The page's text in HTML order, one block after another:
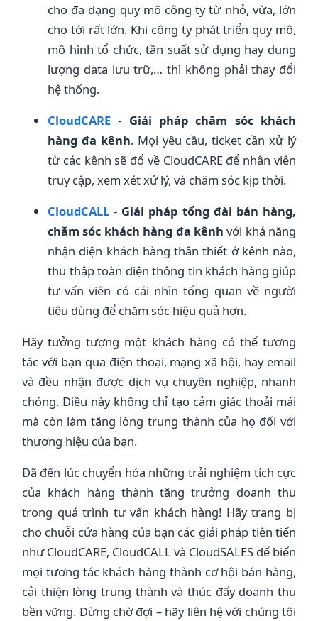
cho đa dạng quy mô công ty từ nhỏ, vừa, lớn
cho tới rất lớn. Khi công ty phát triển quy mô,
mô hình tổ chức, tần suất sử dụng hay dung
lượng data lưu trữ,… thì không phải thay đổi
hệ thống.
CloudCARE - Giải pháp chăm sóc khách
hàng đa kênh. Mọi yêu cầu, ticket cần xử lý
từ các kênh sẽ đổ về CloudCARE để nhân viên
truy cập, xem xét xử lý, và chăm sóc kịp thời.
CloudCALL - Giải pháp tổng đài bán hàng,
chăm sóc khách hàng đa kênh với khả năng
nhận diện khách hàng thân thiết ở kênh nào,
thu thập toàn diện thông tin khách hàng giúp
tư vấn viên có cái nhìn tổng quan về người
tiêu dùng để chăm sóc hiệu quả hơn.
Hãy tưởng tượng một khách hàng có thể tương
tác với bạn qua điện thoại, mạng xã hội, hay email
và đều nhận được dịch vụ chuyên nghiệp, nhanh
chóng. Điều này không chỉ tạo cảm giác thoải mái
mà còn làm tăng lòng trung thành của họ đối với
thương hiệu của bạn.
Đã đến lúc chuyển hóa những trải nghiệm tích cực
của khách hàng thành tăng trưởng doanh thu
trong quá trình tư vấn khách hàng! Hãy trang bị
cho chuỗi cửa hàng của bạn các giải pháp tiên tiến
như CloudCARE, CloudCALL và CloudSALES để biến
mọi tương tác khách hàng thành cơ hội bán hàng,
cải thiện lòng trung thành và thúc đẩy doanh thu
bền vững. Đừng chờ đợi – hãy liên hệ với chúng tôi